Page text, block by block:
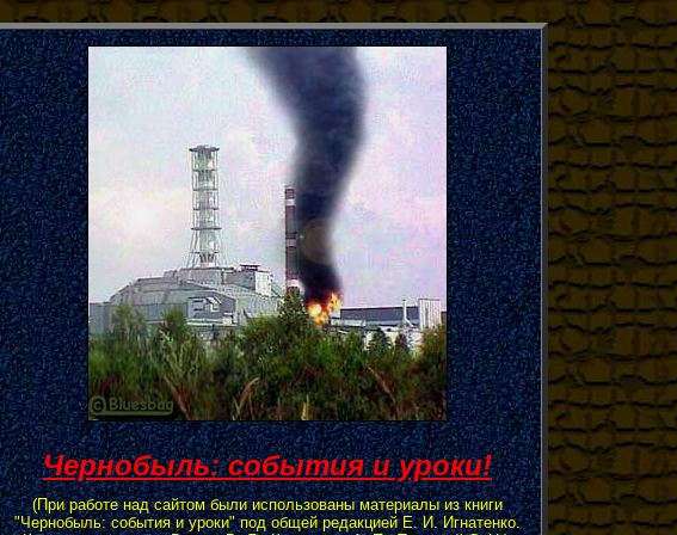
Чернобыль: события и уроки!
.
(При работе над сайтом были использованы материалы из книги
"Чернобыль: события и уроки" под общей редакцией Е. И. Игнатенко.